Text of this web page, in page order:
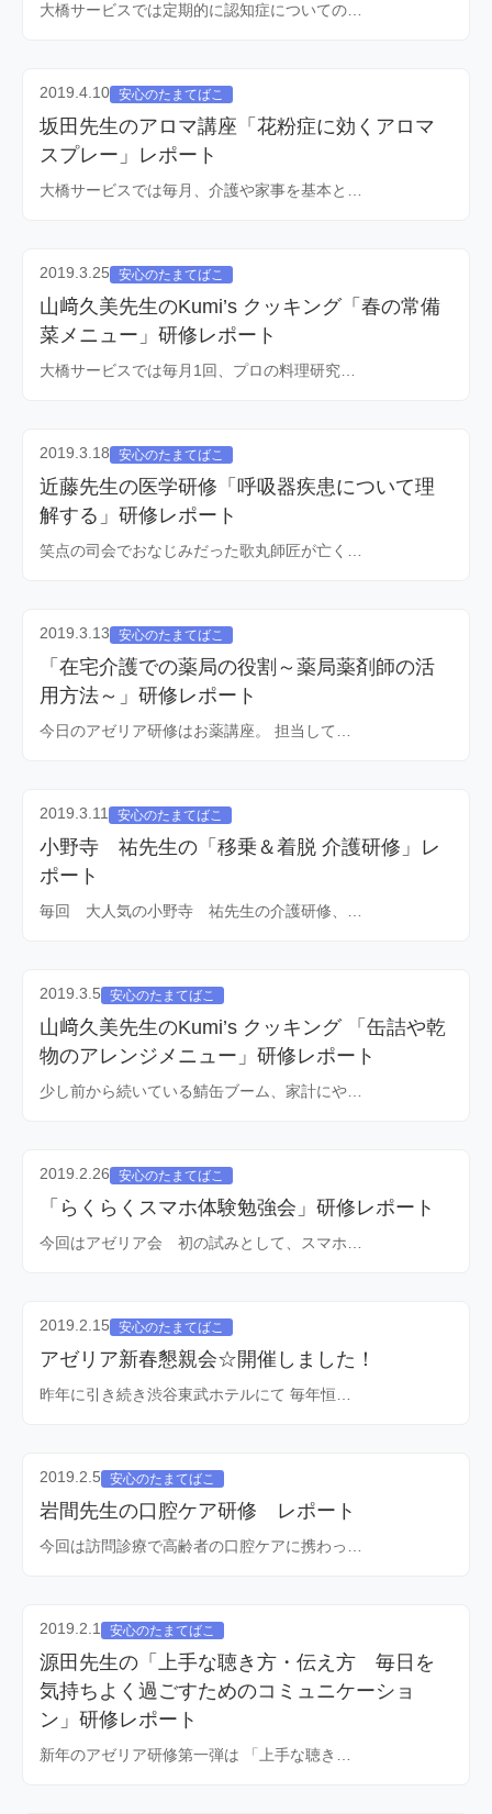
大橋サービスでは定期的に認知症についての…
2019.4.10 安心のたまてばこ
坂田先生のアロマ講座「花粉症に効くアロマ
スプレー」レポート
大橋サービスでは毎月、介護や家事を基本と…
2019.3.25 安心のたまてばこ
山﨑久美先生のKumi’s クッキング「春の常備
菜メニュー」研修レポート
大橋サービスでは毎月1回、プロの料理研究…
2019.3.18 安心のたまてばこ
近藤先生の医学研修「呼吸器疾患について理
解する」研修レポート
笑点の司会でおなじみだった歌丸師匠が亡く…
2019.3.13 安心のたまてばこ
「在宅介護での薬局の役割～薬局薬剤師の活
用方法～」研修レポート
今日のアゼリア研修はお薬講座。 担当して…
2019.3.11 安心のたまてばこ
小野寺 祐先生の「移乗＆着脱 介護研修」レ
ポート
毎回 大人気の小野寺 祐先生の介護研修、…
2019.3.5 安心のたまてばこ
山﨑久美先生のKumi’s クッキング 「缶詰や乾
物のアレンジメニュー」研修レポート
少し前から続いている鯖缶ブーム、家計にや…
2019.2.26 安心のたまてばこ
「らくらくスマホ体験勉強会」研修レポート
今回はアゼリア会 初の試みとして、スマホ…
2019.2.15 安心のたまてばこ
アゼリア新春懇親会☆開催しました！
昨年に引き続き渋谷東武ホテルにて 毎年恒…
2019.2.5 安心のたまてばこ
岩間先生の口腔ケア研修 レポート
今回は訪問診療で高齢者の口腔ケアに携わっ…
2019.2.1 安心のたまてばこ
源田先生の「上手な聴き方・伝え方 毎日を
気持ちよく過ごすためのコミュニケーショ
ン」研修レポート
新年のアゼリア研修第一弾は 「上手な聴き…